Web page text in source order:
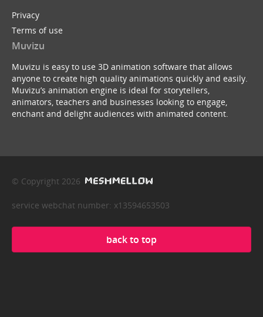
Privacy
Terms of use
Muvizu
Muvizu is easy to use 3D animation software that allows
anyone to create high quality animations quickly and easily.
Muvizu’s animation engine is ideal for storytellers,
animators, teachers and businesses looking to engage,
enchant and delight audiences with animated content.
© Copyright 2026
service webchat number: x13594653503
back to top